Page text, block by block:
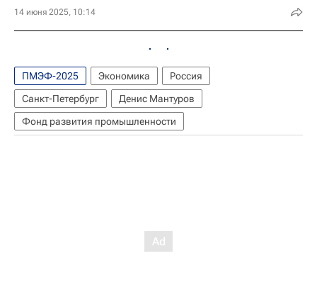
14 июня 2025, 10:14
ПМЭФ-2025 Экономика
Россия
Санкт-Петербург
Денис Мантуров
Фонд развития промышленности